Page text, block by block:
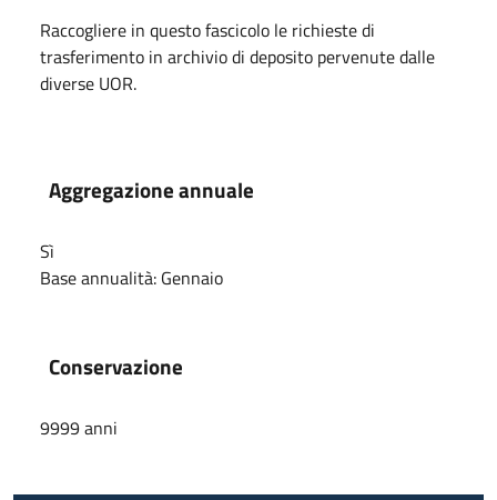
Raccogliere in questo fascicolo le richieste di
trasferimento in archivio di deposito pervenute dalle
diverse UOR.
Aggregazione annuale
Sì
Base annualità: Gennaio
Conservazione
9999 anni